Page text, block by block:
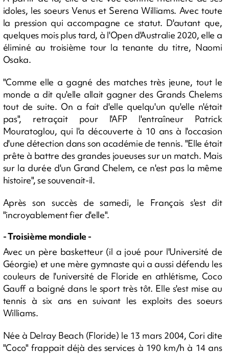
idoles, les soeurs Venus et Serena Williams. Avec toute
la pression qui accompagne ce statut. D'autant que,
quelques mois plus tard, à l'Open d'Australie 2020, elle a
éliminé au troisième tour la tenante du titre, Naomi
Osaka.
"Comme elle a gagné des matches très jeune, tout le
monde a dit qu'elle allait gagner des Grands Chelems
tout de suite. On a fait d'elle quelqu'un qu'elle n'était
pas", retraçait pour l'AFP l'entraîneur Patrick
Mouratoglou, qui l'a découverte à 10 ans à l'occasion
d'une détection dans son académie de tennis. "Elle était
prête à battre des grandes joueuses sur un match. Mais
sur la durée d'un Grand Chelem, ce n'est pas la même
histoire", se souvenait-il.
Après son succès de samedi, le Français s'est dit
"incroyablement fier d'elle".
- Troisième mondiale -
Avec un père basketteur (il a joué pour l'Université de
Géorgie) et une mère gymnaste qui a aussi défendu les
couleurs de l'université de Floride en athlétisme, Coco
Gauff a baigné dans le sport très tôt. Elle s'est mise au
tennis à six ans en suivant les exploits des soeurs
Williams.
Née à Delray Beach (Floride) le 13 mars 2004, Cori dite
"Coco" frappait déjà des services à 190 km/h à 14 ans